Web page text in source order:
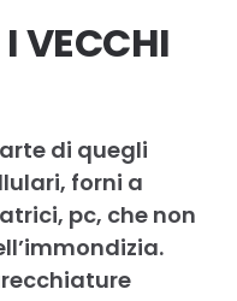
VECCHI
di quegli
forni a
pc, che non